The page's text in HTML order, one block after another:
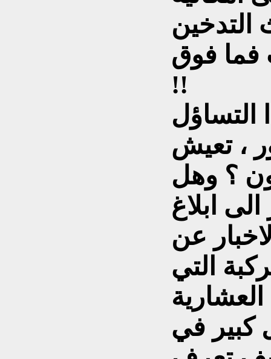
التدخين
ذات 7 راكب فما فوق
!!
التساؤل
، تعيش
؟ وهل
ابلاغ
عن
التي
كبير في